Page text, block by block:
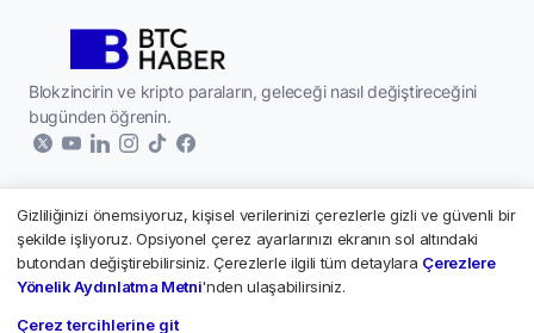
artışı başvurusu olumlu sonuçlandı. Şirketin sermayesi 230
milyon TL...
Blokzincirin ve kripto paraların, geleceği nasıl değiştireceğini
bugünden öğrenin.
Kurumsal
Hakkımızda
Kripto Paralar
Gizliliğinizi önemsiyoruz, kişisel verilerinizi çerezlerle gizli ve güvenli bir
şekilde işliyoruz. Opsiyonel çerez ayarlarınızı ekranın sol altındaki
butondan değiştirebilirsiniz. Çerezlerle ilgili tüm detaylara Çerezlere
Yönelik Aydınlatma Metni'nden ulaşabilirsiniz.
Çerez tercihlerine git